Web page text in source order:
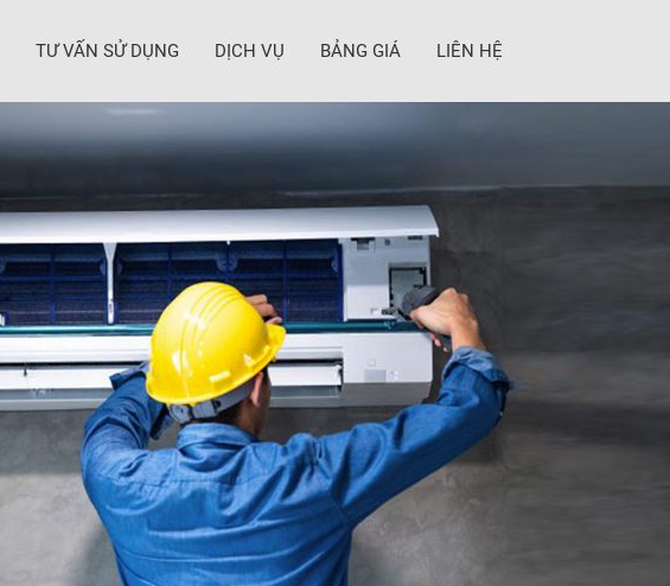
TƯ VẤN SỬ DỤNG DỊCH VỤ BẢNG GIÁ LIÊN HỆ